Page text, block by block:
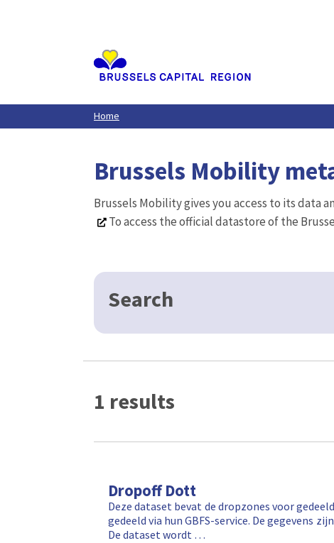
Home
Brussels Mobility
Brussels Mobility gives you access to its data
To access the official datastore of the
Search
1 results
Dropoff Dott
Deze dataset bevat de dropzones voor
gedeeld via hun GBFS-service. De
De dataset wordt …